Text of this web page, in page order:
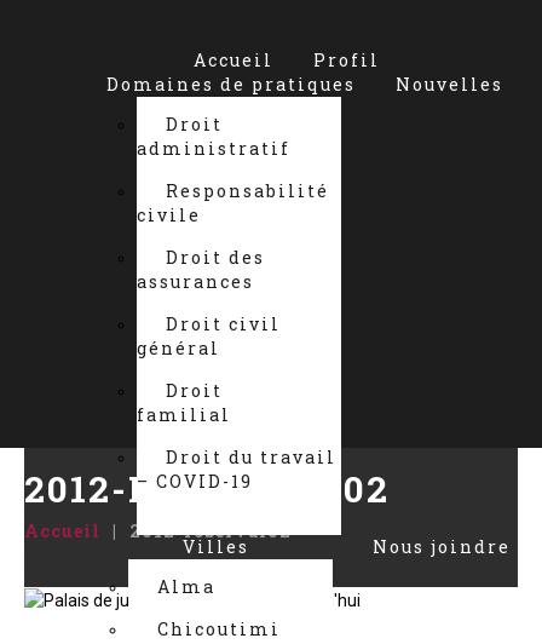
Accueil
Profil
Domaines de pratiques
Droit
administratif
Responsabilité
civile
Droit des
assurances
Droit civil
général
Droit
familial
Droit du travail
– COVID-19
Nouvelles
Villes
Alma
Chicoutimi
Nous joindre
2012-ROBERVAL02
Accueil 2012-roberval02